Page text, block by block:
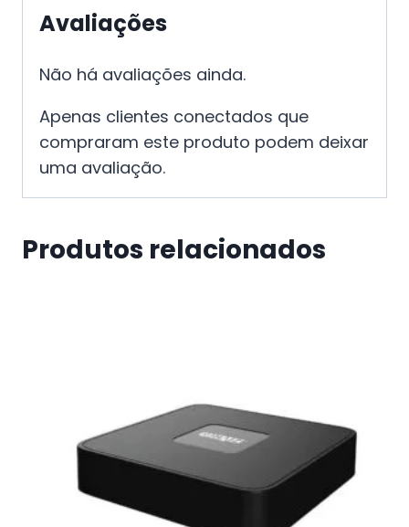
Avaliações
Não há avaliações ainda.
Apenas clientes conectados que
compraram este produto podem deixar
uma avaliação.
Produtos relacionados